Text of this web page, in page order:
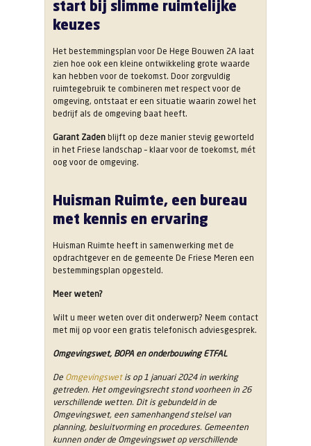
start bij slimme ruimtelijke
keuzes
Het bestemmingsplan voor De Hege Bouwen 2A laat
zien hoe ook een kleine ontwikkeling grote waarde
kan hebben voor de toekomst. Door zorgvuldig
ruimtegebruik te combineren met respect voor de
omgeving, ontstaat er een situatie waarin zowel het
bedrijf als de omgeving baat heeft.
Garant Zaden blijft op deze manier stevig geworteld
in het Friese landschap – klaar voor de toekomst, mét
oog voor de omgeving.
Huisman Ruimte, een bureau
met kennis en ervaring
Huisman Ruimte heeft in samenwerking met de
opdrachtgever en de gemeente De Friese Meren een
bestemmingsplan opgesteld.
Meer weten?
Wilt u meer weten over dit onderwerp? Neem contact
met mij op voor een gratis telefonisch adviesgesprek.
Omgevingswet, BOPA en onderbouwing ETFAL
De Omgevingswet is op 1 januari 2024 in werking
getreden. Het omgevingsrecht stond voorheen in 26
verschillende wetten. Dit is gebundeld in de
Omgevingswet, een samenhangend stelsel van
planning, besluitvorming en procedures. Gemeenten
kunnen onder de Omgevingswet op verschillende